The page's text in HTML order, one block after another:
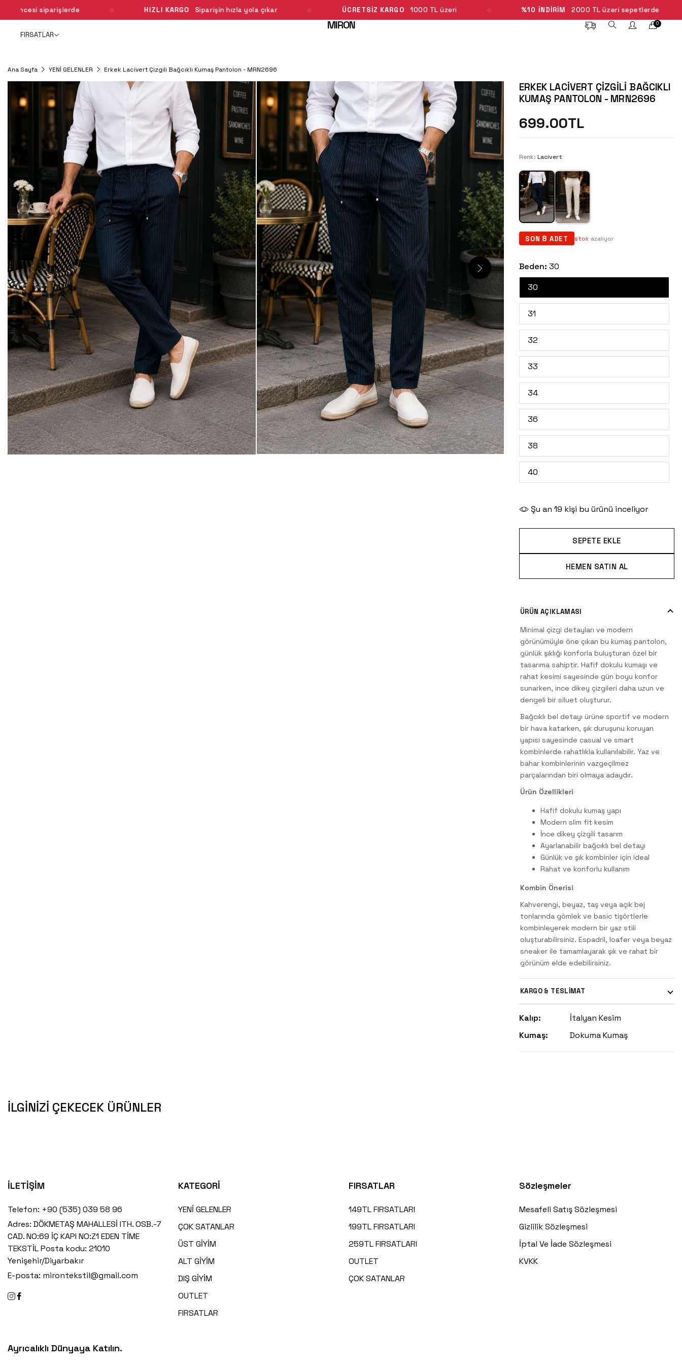
HIZLI KARGO Siparişin hızla yola çıkar ÜCRETSİZ KARGO 1000 TL üzeri %10 İNDİRİM 2000 TL üzeri sepetlerde BUGÜN
YENİ GELENLER ÇOK SATANLAR ÜST GİYİM ALT GİYİM DIŞ GİYİM OUTLET
FIRSATLAR
MIRON 0
Ana Sayfa YENİ GELENLER Erkek Lacivert Çizgili Bağcıklı Kumaş Pantolon - MRN2696
ERKEK LACIVERT ÇIZGILI BAĞCIKLI
KUMAŞ PANTOLON - MRN2696
699.00TL
Renk: Lacivert
SON 8 ADET
Beden: 30
30
31
32
33
34
36
38
40
Şu an 19 kişi bu ürünü inceliyor
SEPETE EKLE
HEMEN SATIN AL
ÜRÜN AÇIKLAMASI
Minimal çizgi detayları ve modern
görünümüyle öne çıkan bu kumaş pantolon,
günlük şıklığı konforla buluşturan özel bir
tasarıma sahiptir. Hafif dokulu kumaşı ve
rahat kesimi sayesinde gün boyu konfor
sunarken, ince dikey çizgileri daha uzun ve
dengeli bir siluet oluşturur.
Bağcıklı bel detayı ürüne sportif ve modern
bir hava katarken, şık duruşunu koruyan
yapısı sayesinde casual ve smart
kombinlerde rahatlıkla kullanılabilir. Yaz ve
bahar kombinlerinin vazgeçilmez
parçalarından biri olmaya adaydır.
Ürün Özellikleri
Hafif dokulu kumaş yapı
Modern slim fit kesim
İnce dikey çizgili tasarım
Ayarlanabilir bağcıklı bel detayı
Günlük ve şık kombinler için ideal
Rahat ve konforlu kullanım
Kombin Önerisi
Kahverengi, beyaz, taş veya açık bej
tonlarında gömlek ve basic tişörtlerle
kombinleyerek modern bir yaz stili
oluşturabilirsiniz. Espadril, loafer veya beyaz
sneaker ile tamamlayarak şık ve rahat bir
görünüm elde edebilirsiniz.
KARGO & TESLİMAT
Kalıp:
İtalyan Kesim
Kumaş:
Dokuma Kumaş
İLGINIZI ÇEKECEK ÜRÜNLER
İLETİŞİM
Telefon: +90 (535) 039 58 96
Adres: DÖKMETAŞ MAHALLESİ ITH. OSB.-7
CAD. NO:69 İÇ KAPI NO:Z1 EDEN TİME
TEKSTİL Posta kodu: 21010
Yenişehir/Diyarbakır
E-posta: mirontekstil@gmail.com
KATEGORİ
YENİ GELENLER
ÇOK SATANLAR
ÜST GİYİM
ALT GİYİM
DIŞ GİYİM
OUTLET
FIRSATLAR
FIRSATLAR
149TL FIRSATLARI
199TL FIRSATLARI
259TL FIRSATLARI
OUTLET
ÇOK SATANLAR
Sözleşmeler
Mesafeli Satış Sözleşmesi
Gizlilik Sözleşmesi
İptal Ve İade Sözleşmesi
KVKK
Ayrıcalıklı Dünyaya Katılın.